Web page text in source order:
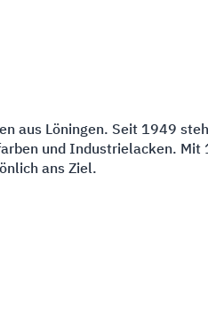
aus Löningen. Seit 1949
und Industrielacken.
ans Ziel.